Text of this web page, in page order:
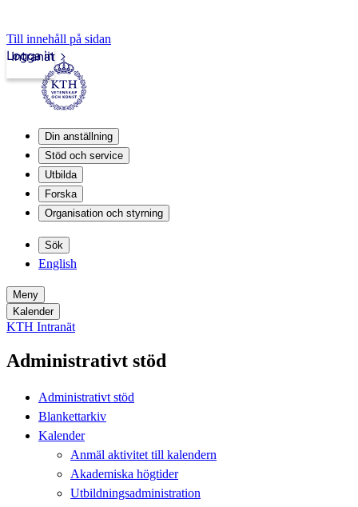
Till innehåll på sidan
Intranät
Logga in
Din anställning
Stöd och service
Utbilda
Forska
Organisation och styrning
Sök
English
Meny
Kalender
KTH Intranät
Administrativt stöd
Administrativt stöd
Blankettarkiv
Kalender
Anmäl aktivitet till kalendern
Akademiska högtider
Utbildningsadministration